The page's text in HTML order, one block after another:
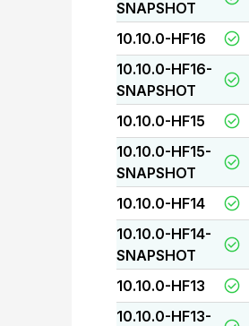
SNAPSHOT
10.10.0-HF16
10.10.0-HF16-
SNAPSHOT
10.10.0-HF15
10.10.0-HF15-
SNAPSHOT
10.10.0-HF14
10.10.0-HF14-
SNAPSHOT
10.10.0-HF13
10.10.0-HF13-